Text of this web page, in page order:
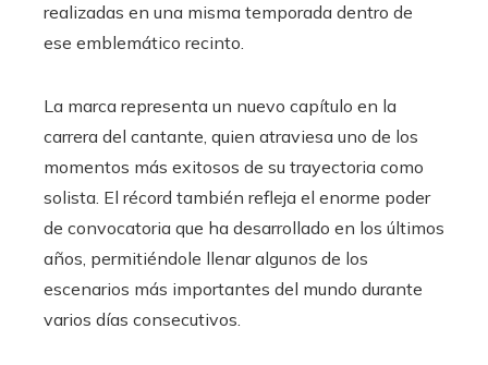
realizadas en una misma temporada dentro de
ese emblemático recinto.
La marca representa un nuevo capítulo en la
carrera del cantante, quien atraviesa uno de los
momentos más exitosos de su trayectoria como
solista. El récord también refleja el enorme poder
de convocatoria que ha desarrollado en los últimos
años, permitiéndole llenar algunos de los
escenarios más importantes del mundo durante
varios días consecutivos.